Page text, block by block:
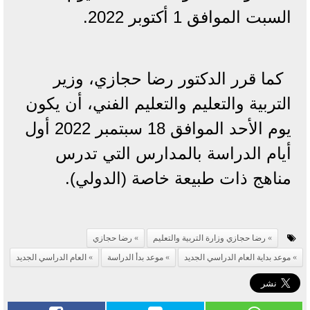
السبت الموافق 1 أكتوبر 2022.
كما قرر الدكتور رضا حجازي، وزير
التربية والتعليم والتعليم الفني، أن يكون
يوم الأحد الموافق 18 سبتمبر 2022 أول
أيام الدراسة بالمدارس التي تدرس
مناهج ذات طبيعة خاصة (الدولي).
رضا حجازي وزارة التربية والتعليم
رضا حجازي
موعد بداية العام الدراسي الجديد
موعد بدأ الدراسة العام الدراسي الجديد